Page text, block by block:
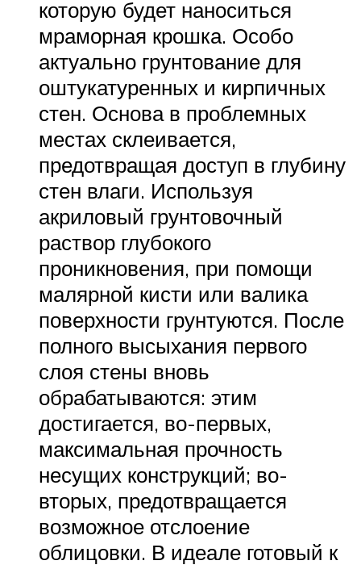
которую будет наноситься
мраморная крошка. Особо
актуально грунтование для
оштукатуренных и кирпичных
стен. Основа в проблемных
местах склеивается,
предотвращая доступ в глубину
стен влаги. Используя
акриловый грунтовочный
раствор глубокого
проникновения, при помощи
малярной кисти или валика
поверхности грунтуются. После
полного высыхания первого
слоя стены вновь
обрабатываются: этим
достигается, во-первых,
максимальная прочность
несущих конструкций; во-
вторых, предотвращается
возможное отслоение
облицовки. В идеале готовый к